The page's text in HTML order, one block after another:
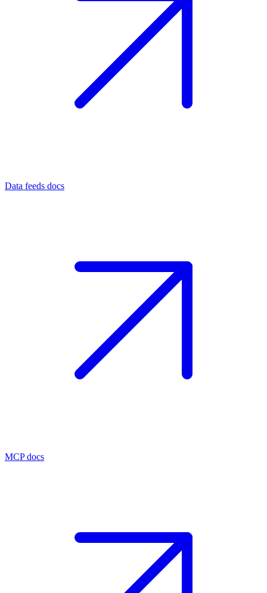
Data feeds docs
MCP docs